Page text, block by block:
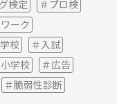
検定
プロ検
ーク
校
入試
小学校
広告
脆弱性診断